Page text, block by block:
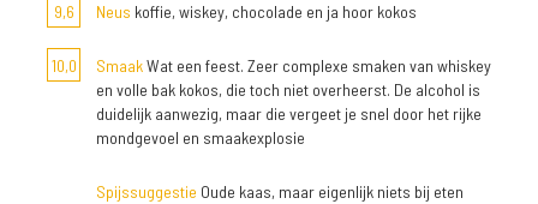
9,6 Neus koffie, wiskey, chocolade en ja hoor kokos
10,0 SmaakWat een feest. Zeer complexe smaken van whiskey
en volle bak kokos, die toch niet overheerst. De alcohol is
duidelijk aanwezig, maar die vergeet je snel door het rijke
mondgevoel en smaakexplosie
Spijssuggestie Oude kaas, maar eigenlijk niets bij eten